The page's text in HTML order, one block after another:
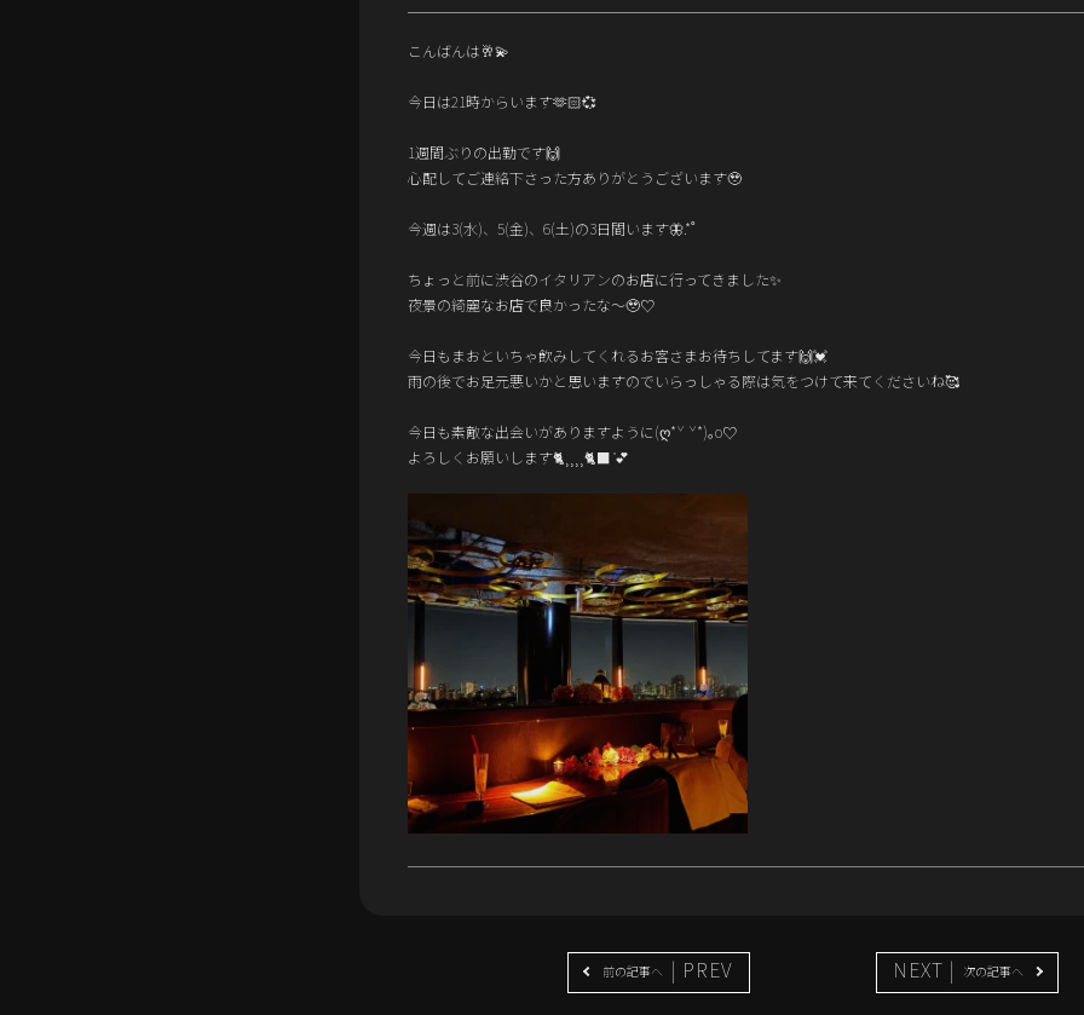
こんばんは🥂💫
今日は21時からいます‪🫶🏻️💞
1週間ぶりの出勤です🙌
心配してご連絡下さった方ありがとうございます🥹
今週は3(水)、5(金)、6(土)の3日間います🦋.*˚
ちょっと前に渋谷のイタリアンのお店に行ってきました✨️
夜景の綺麗なお店で良かったな〜🥹♡
今日もまおといちゃ飲みしてくれるお客さまお待ちしてます🙌💓
雨の後でお足元悪いかと思いますのでいらっしゃる際は気をつけて来てくださいね🥰
今日も素敵な出会いがありますように(ღ*ˇ ˇ*)｡o♡
よろしくお願いします🐈⸒⸒⸒⸒🐈‍⬛ ͗💕
前の記事へ | PREV NEXT | 次の記事へ